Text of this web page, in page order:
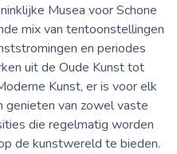
Musea voor Schone
mix van tentoonstellingen
en periodes
uit de Oude Kunst tot
Kunst, er is voor elk
genieten van zowel vaste
die regelmatig worden
de kunstwereld te bieden.